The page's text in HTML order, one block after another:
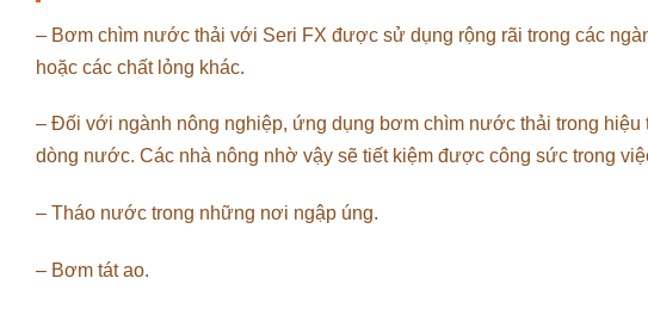
– Bơm chìm nước thải với Seri FX được sử dụng rộng rãi trong các
hoặc các chất lỏng khác.
– Đối với ngành nông nghiệp, ứng dụng bơm chìm nước thải trong
dòng nước. Các nhà nông nhờ vậy sẽ tiết kiệm được công sức trong
– Tháo nước trong những nơi ngập úng.
– Bơm tát ao.